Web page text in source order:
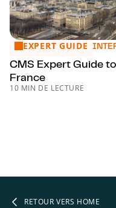
CMS Expert Guide to
EXPERT GUIDE
CMS Expert Guide
France
10 MIN DE LECTURE
RETOUR VERS HOME